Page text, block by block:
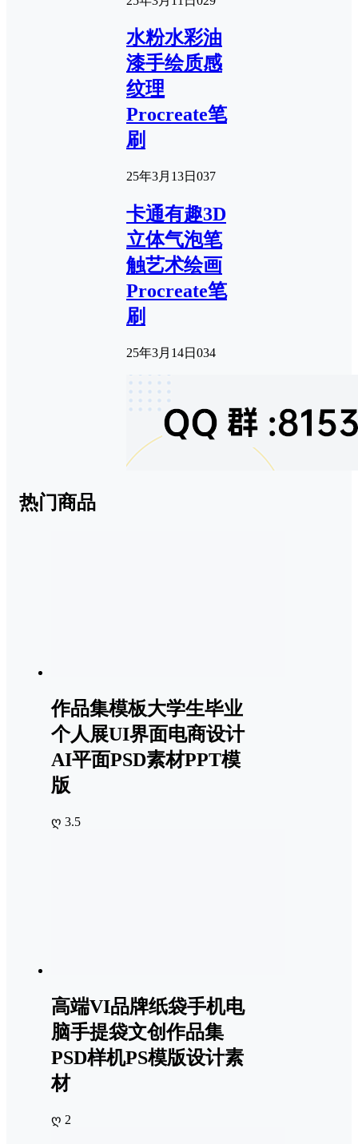
水粉水彩油
漆手绘质感
纹理
Procreate笔
刷
25年3月13日 037
卡通有趣3D
立体气泡笔
触艺术绘画
Procreate笔
刷
25年3月14日 034
热门商品
作品集模板大学生毕业
个人展UI界面电商设计
AI平面PSD素材PPT模
版
ღ 3.5
高端VI品牌纸袋手机电
脑手提袋文创作品集
PSD样机PS模版设计素
材
ღ 2